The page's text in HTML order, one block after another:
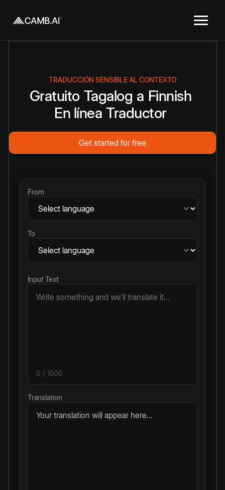
TRADUCCIÓN SENSIBLE AL CONTEXTO
Gratuito Tagalog a Finnish
En línea Traductor
Get started for free
From
To
Input Text
0 / 1500
Translation
Your translation will appear here...